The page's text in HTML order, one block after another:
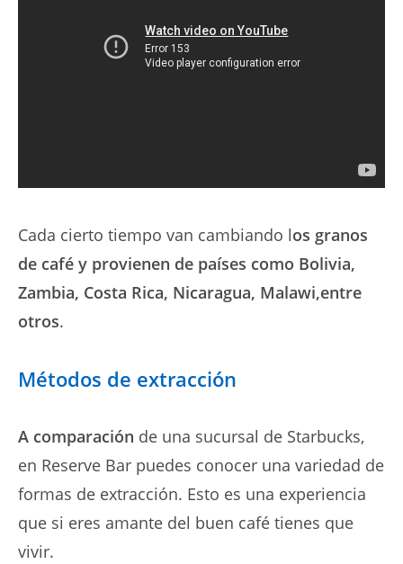
Cada cierto tiempo van cambiando los granos
de café y provienen de países como Bolivia,
Zambia, Costa Rica, Nicaragua, Malawi,entre
otros.
Métodos de extracción
A comparación de una sucursal de Starbucks,
en Reserve Bar puedes conocer una variedad de
formas de extracción. Esto es una experiencia
que si eres amante del buen café tienes que
vivir.